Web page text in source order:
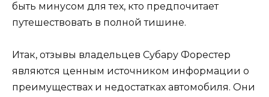
быть минусом для тех, кто предпочитает
путешествовать в полной тишине.
Итак, отзывы владельцев Субару Форестер
являются ценным источником информации о
преимуществах и недостатках автомобиля. Они